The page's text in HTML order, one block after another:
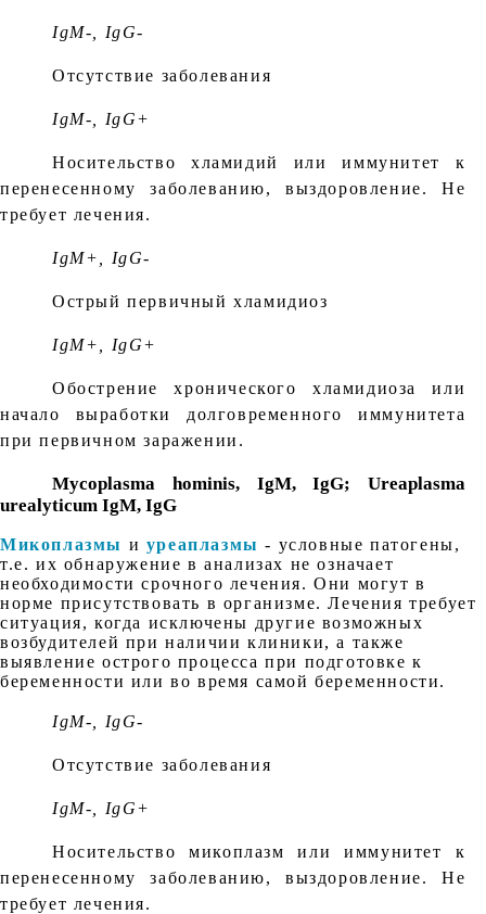
IgM-, IgG-
Отсутствие заболевания
IgM-, IgG+
Носительство хламидий или иммунитет к
перенесенному заболеванию, выздоровление. Не
требует лечения.
IgM+, IgG-
Острый первичный хламидиоз
IgM+, IgG+
Обострение хронического хламидиоза или
начало выработки долговременного иммунитета
при первичном заражении.
Mycoplasma hominis, IgМ, IgG; Ureaplasma
urealyticum IgМ, IgG
Микоплазмы и уреаплазмы - условные патогены,
т.е. их обнаружение в анализах не означает
необходимости срочного лечения. Они могут в
норме присутствовать в организме. Лечения требует
ситуация, когда исключены другие возможных
возбудителей при наличии клиники, а также
выявление острого процесса при подготовке к
беременности или во время самой беременности.
IgM-, IgG-
Отсутствие заболевания
IgM-, IgG+
Носительство микоплазм или иммунитет к
перенесенному заболеванию, выздоровление. Не
требует лечения.